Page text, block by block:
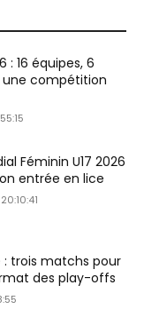
: 16 équipes, 6
une compétition
Féminin U17 2026
entrée en lice
: trois matchs pour
des play-offs